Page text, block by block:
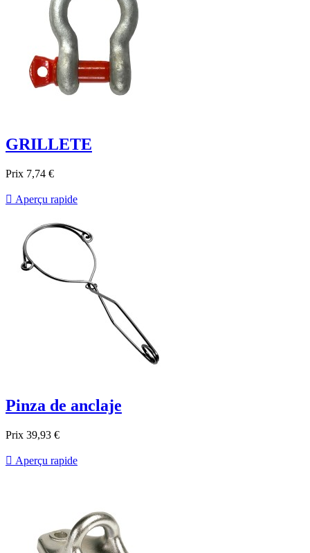
GRILLETE
Prix 7,74 €
 Aperçu rapide
Pinza de anclaje
Prix 39,93 €
 Aperçu rapide